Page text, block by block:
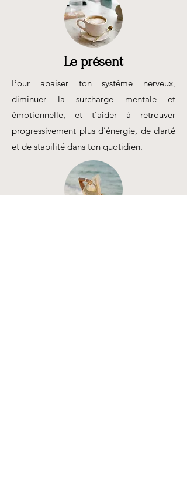
Le présent
Pour apaiser ton système nerveux,
diminuer la surcharge mentale et
émotionnelle, et t’aider à retrouver
progressivement plus d’énergie, de clarté
et de stabilité dans ton quotidien.